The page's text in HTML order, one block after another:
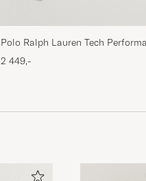
Polo Ralph Lauren Tech
Navy
2 449,-